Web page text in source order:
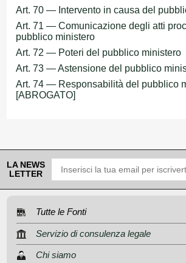
Art. 70 — Intervento in causa del
Art. 71 — Comunicazione degli atti
pubblico ministero
Art. 72 — Poteri del pubblico ministero
Art. 73 — Astensione del pubblico
Art. 74 — Responsabilità del pubblico
[ABROGATO]
LA NEWS
LETTER
Tutte le Fonti
Servizio di consulenza legale
Chi siamo